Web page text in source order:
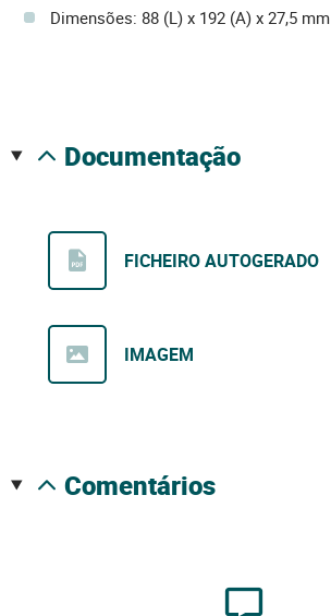
Dimensões: 88 (L) x 192 (A) x 27,5 mm
documentação
FICHEIRO AUTOGERADO
IMAGEM
comentários